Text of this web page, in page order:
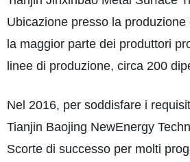
Ubicazione presso la
la maggior parte dei produttori
linee di produzione, circa 200
Nel 2016, per soddisfare i
Tianjin Baojing NewEnergy
Scorte di successo per molti